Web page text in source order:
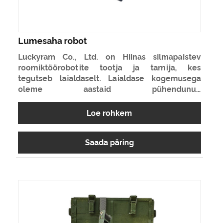
Lumesaha robot
Luckyram Co., Ltd. on Hiinas silmapaistev
roomiktöörobotite tootja ja tarnija, kes
tegutseb laialdaselt. Laialdase kogemusega
oleme aastaid pühendunud
projekteerimisele, uurimisele ja tootmisele.
tippkvaliteediga lipulaevadest. Ootame
põnevusega võimalust luua teiega Hiinas
pikaajaline partnerlus.
Loe rohkem
Saada päring